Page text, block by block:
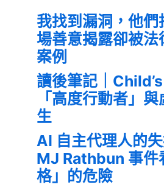
我找到漏洞，他
場善意揭露卻被法
案例
讀後筆記｜
「高度行動者」
生
AI 自主代理人的
MJ Rathbun 事件
格」的危險